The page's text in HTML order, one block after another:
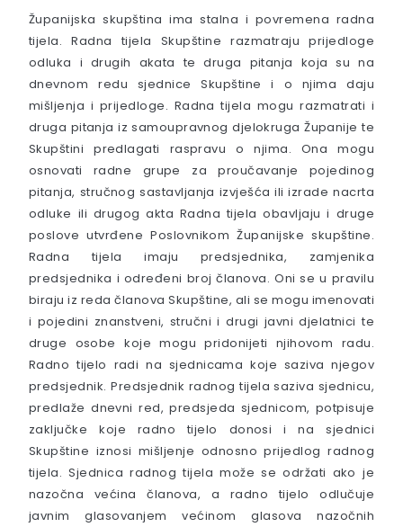
Županijska skupština ima stalna i povremena radna
tijela. Radna tijela Skupštine razmatraju prijedloge
odluka i drugih akata te druga pitanja koja su na
dnevnom redu sjednice Skupštine i o njima daju
mišljenja i prijedloge. Radna tijela mogu razmatrati i
druga pitanja iz samoupravnog djelokruga Županije te
Skupštini predlagati raspravu o njima. Ona mogu
osnovati radne grupe za proučavanje pojedinog
pitanja, stručnog sastavljanja izvješća ili izrade nacrta
odluke ili drugog akta Radna tijela obavljaju i druge
poslove utvrđene Poslovnikom Županijske skupštine.
Radna tijela imaju predsjednika, zamjenika
predsjednika i određeni broj članova. Oni se u pravilu
biraju iz reda članova Skupštine, ali se mogu imenovati
i pojedini znanstveni, stručni i drugi javni djelatnici te
druge osobe koje mogu pridonijeti njihovom radu.
Radno tijelo radi na sjednicama koje saziva njegov
predsjednik. Predsjednik radnog tijela saziva sjednicu,
predlaže dnevni red, predsjeda sjednicom, potpisuje
zaključke koje radno tijelo donosi i na sjednici
Skupštine iznosi mišljenje odnosno prijedlog radnog
tijela. Sjednica radnog tijela može se održati ako je
nazočna većina članova, a radno tijelo odlučuje
javnim glasovanjem većinom glasova nazočnih